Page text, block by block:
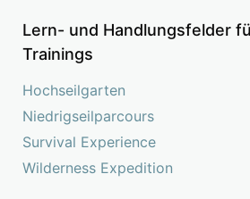
Lern- und Handlungsfelder
Trainings
Hochseilgarten
Niedrigseilparcours
Survival Experience
Wilderness Expedition